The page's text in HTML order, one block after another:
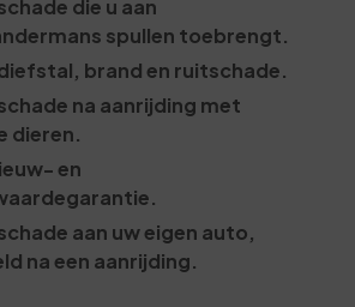
die u aan
spullen toebrengt.
brand en ruitschade.
na aanrijding met
dieren.
en
aan uw eigen auto,
na een aanrijding.